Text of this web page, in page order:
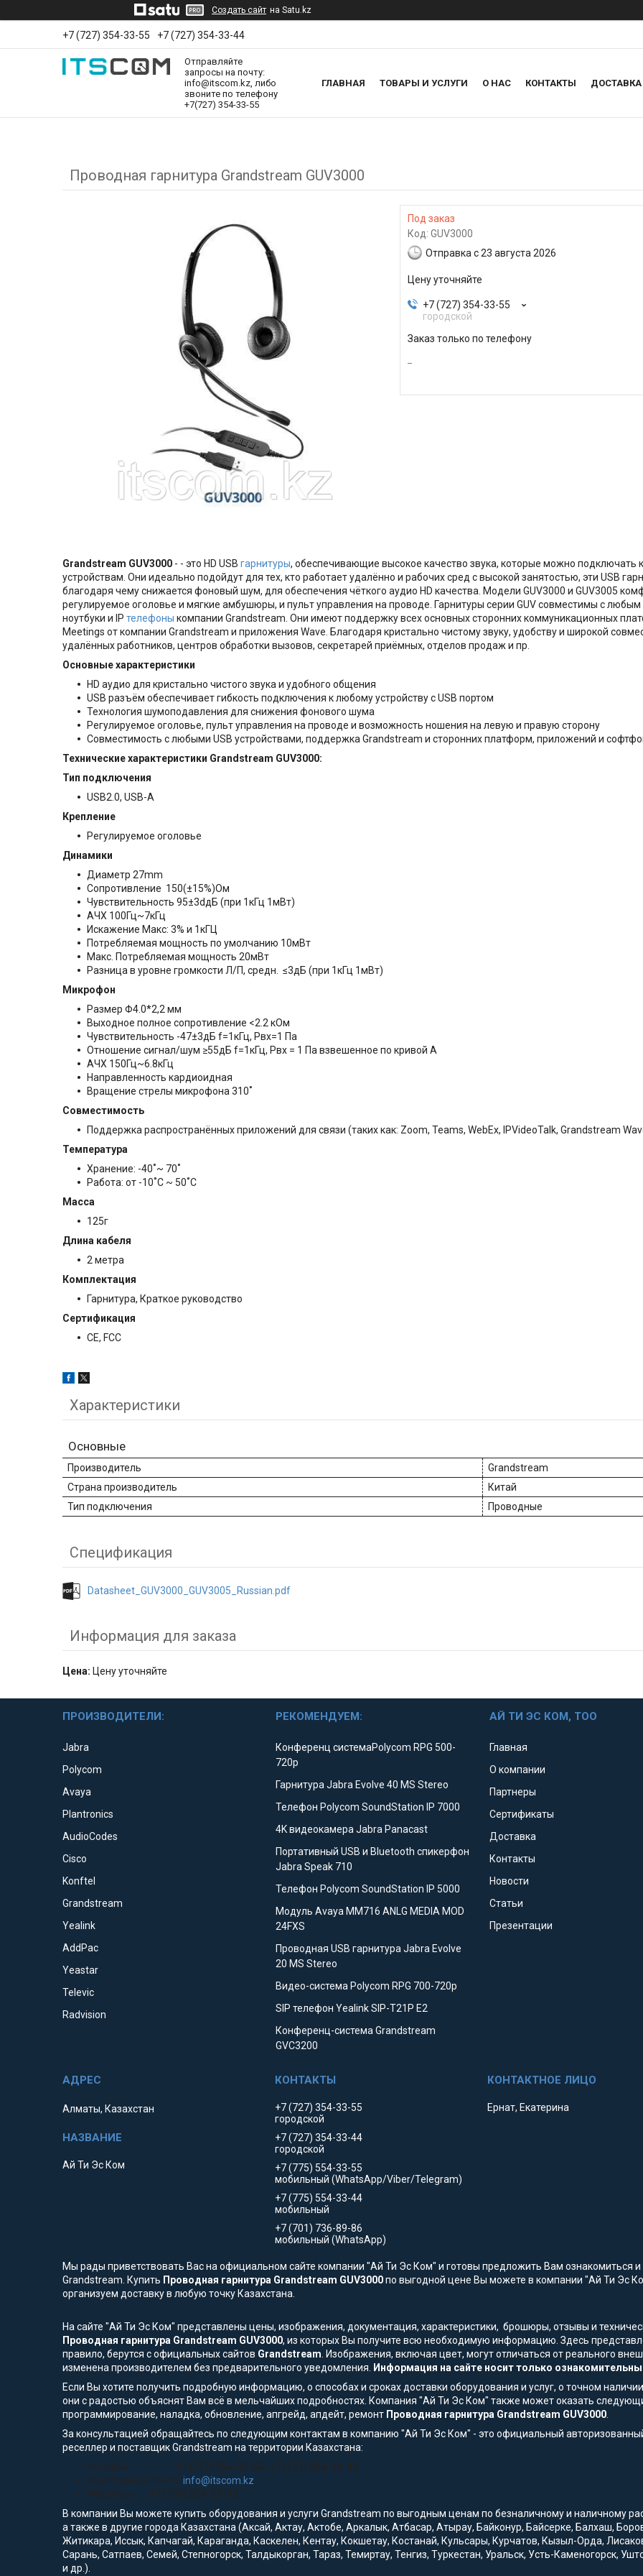
Создать сайт на Satu.kz
+7 (727) 354-33-55 +7 (727) 354-33-44
Отправляйте
запросы на почту:
info@itscom.kz, либо
звоните по телефону
+7(727) 354-33-55
ГЛАВНАЯ ТОВАРЫ И УСЛУГИ О НАС КОНТАКТЫ
Проводная гарнитура Grandstream GUV3000
Под заказ
Код: GUV3000
Отправка с 23 августа 2026
Цену уточняйте
+7 (727) 354-33-55
городской
Заказ только по телефону
Grandstream GUV3000 - - это HD USB гарнитуры, обеспечивающие высокое качество звука, которые можно подключать
устройствам. Они идеально подойдут для тех, кто работает удалённо и рабочих сред с высокой занятостью, эти USB
благодаря чему снижается фоновый шум, для обеспечения чёткого аудио HD качества. Модели GUV3000 и GUV3005
регулируемое оголовье и мягкие амбушюры, и пульт управления на проводе. Гарнитуры серии GUV совместимы с
ноутбуки и IP телефоны компании Grandstream. Они имеют поддержку всех основных сторонних коммуникационных
Meetings от компании Grandstream и приложения Wave. Благодаря кристально чистому звуку, удобству и широкой
удалённых работников, центров обработки вызовов, секретарей приёмных, отделов продаж и пр.
Основные характеристики
HD аудио для кристально чистого звука и удобного общения
USB разъём обеспечивает гибкость подключения к любому устройству с USB портом
Технология шумоподавления для снижения фонового шума
Регулируемое оголовье, пульт управления на проводе и возможность ношения на левую и правую сторону
Совместимость с любыми USB устройствами, поддержка Grandstream и сторонних платформ, приложений и
Технические характеристики Grandstream GUV3000:
Тип подключения
USB2.0, USB-A
Крепление
Регулируемое оголовье
Динамики
Диаметр 27mm
Сопротивление 150(±15%)Ом
Чувствительность 95±3dдБ (при 1кГц 1мВт)
АЧХ 100Гц~7кГц
Искажение Макс: 3% и 1кГЦ
Потребляемая мощность по умолчанию 10мВт
Макс. Потребляемая мощность 20мВт
Разница в уровне громкости Л/П, средн. ≤3дБ (при 1кГц 1мВт)
Микрофон
Размер Φ4.0*2,2 мм
Выходное полное сопротивление <2.2 кОм
Чувствительность -47±3дБ f=1кГц, Pвх=1 Па
Отношение сигнал/шум ≥55дБ f=1кГц, Pвх = 1 Па взвешенное по кривой A
АЧХ 150Гц~6.8кГц
Направленность кардиоидная
Вращение стрелы микрофона 310˚
Совместимость
Поддержка распространённых приложений для связи (таких как: Zoom, Teams, WebEx, IPVideoTalk, Grandstream
Температура
Хранение: -40˚~ 70˚
Работа: от -10˚C ~ 50˚C
Масса
125г
Длина кабеля
2 метра
Комплектация
Гарнитура, Краткое руководство
Сертификация
CE, FCC
Характеристики
Основные
Производитель
Grandstream
Страна производитель
Китай
Тип подключения
Проводные
Спецификация
Datasheet_GUV3000_GUV3005_Russian.pdf
Информация для заказа
Цена: Цену уточняйте
ПРОИЗВОДИТЕЛИ:
Jabra
Polycom
Avaya
Plantronics
AudioCodes
Cisco
Konftel
Grandstream
Yealink
AddPac
Yeastar
Televic
Radvision
РЕКОМЕНДУЕМ:
Конференц системаPolycom RPG 500-
720p
Гарнитура Jabra Evolve 40 MS Stereo
Телефон Polycom SoundStation IP 7000
4K видеокамера Jabra Panacast
Портативный USB и Bluetooth спикерфон
Jabra Speak 710
Телефон Polycom SoundStation IP 5000
Модуль Avaya MM716 ANLG MEDIA MOD
24FXS
Проводная USB гарнитура Jabra Evolve
20 MS Stereo
Видео-система Polycom RPG 700-720p
SIP телефон Yealink SIP-T21P E2
Конференц-система Grandstream
GVC3200
АЙ ТИ ЭС КОМ, ТОО
Главная
О компании
Партнеры
Сертификаты
Доставка
Контакты
Новости
Статьи
Презентации
Алматы, Казахстан
Ай Ти Эс Ком
+7 (727) 354-33-55
городской
+7 (727) 354-33-44
городской
+7 (775) 554-33-55
мобильный (WhatsApp/Viber/Telegram)
+7 (775) 554-33-44
мобильный
+7 (701) 736-89-86
мобильный (WhatsApp)
Ернат, Екатерина
Мы рады приветствовать Вас на официальном сайте компании "Ай Ти Эс Ком" и готовы предложить Вам ознакомиться и
Grandstream. Купить Проводная гарнитура Grandstream GUV3000по выгодной цене Вы можете в компании "Ай Ти Эс
организуем доставку в любую точку Казахстана.
На сайте "Ай Ти Эс Ком" представлены цены, изображения, документация, характеристики, брошюры, отзывы и
Проводная гарнитура Grandstream GUV3000, из которых Вы получите всю необходимую информацию. Здесь
правило, берутся с официальных сайтов Grandstream. Изображения, включая цвет, могут отличаться от реального
изменена производителем без предварительного уведомления. Информация на сайте носит только
Если Вы хотите получить подробную информацию, о способах и сроках доставки оборудования и услуг, о точном
они с радостью объяснят Вам всё в мельчайших подробностях. Компания "Ай Ти Эс Ком" также может оказать
программирование, наладка, обновление, апгрейд, апдейт, ремонт Проводная гарнитура Grandstream GUV3000.
За консультацией обращайтесь по следующим контактам в компанию "Ай Ти Эс Ком" - это официальный
реселлер и поставщик Grandstream на территории Казахстана:
телефон:
+7 (727) 354-33-55; +7 (727) 354-33-44
электронная почта: info@itscom.kz
WhatsApp: +7 (775) 554-33-55
В компании Вы можете купить оборудования и услуги Grandstream по выгодным ценам по безналичному и наличному
а также в другие города Казахстана (Аксай, Актау, Актобе, Аркалык, Атбасар, Атырау, Байконур, Байсерке, Балхаш,
Житикара, Иссык, Капчагай, Караганда, Каскелен, Кентау, Кокшетау, Костанай, Кульсары, Курчатов, Кызыл-Орда,
Сарань, Сатпаев, Семей, Степногорск, Талдыкорган, Тараз, Темиртау, Тенгиз, Туркестан, Уральск, Усть-Каменогорск,
и др.).